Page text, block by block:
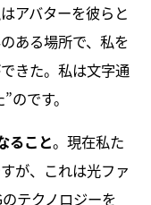
アバターを彼らと
ある場所で、私を
きた。私は文字通
のです。
ること。現在私た
が、これは光ファ
テクノロジーを